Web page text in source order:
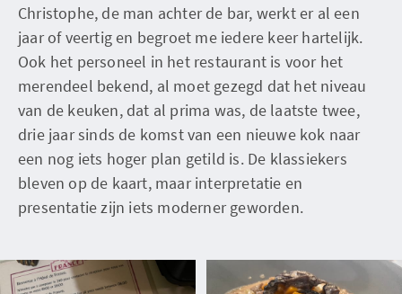
Christophe, de man achter de bar, werkt er al een
jaar of veertig en begroet me iedere keer hartelijk.
Ook het personeel in het restaurant is voor het
merendeel bekend, al moet gezegd dat het niveau
van de keuken, dat al prima was, de laatste twee,
drie jaar sinds de komst van een nieuwe kok naar
een nog iets hoger plan getild is. De klassiekers
bleven op de kaart, maar interpretatie en
presentatie zijn iets moderner geworden.